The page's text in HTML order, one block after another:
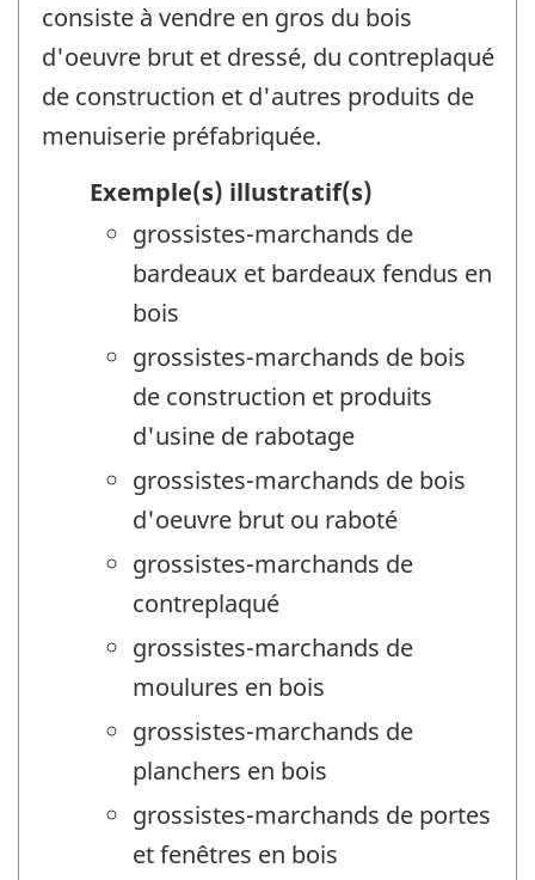
consiste à vendre en gros du bois
d'oeuvre brut et dressé, du contreplaqué
de construction et d'autres produits de
menuiserie préfabriquée.
Exemple(s) illustratif(s)
grossistes-marchands de
bardeaux et bardeaux fendus en
bois
grossistes-marchands de bois
de construction et produits
d'usine de rabotage
grossistes-marchands de bois
d'oeuvre brut ou raboté
grossistes-marchands de
contreplaqué
grossistes-marchands de
moulures en bois
grossistes-marchands de
planchers en bois
grossistes-marchands de portes
et fenêtres en bois